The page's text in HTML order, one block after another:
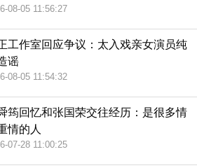
08-05 11:56:27
工作室回应争议：太入戏亲女演员纯
谣
08-05 11:54:32
筠回忆和张国荣交往经历：是很多情
情的人
07-28 11:00:25